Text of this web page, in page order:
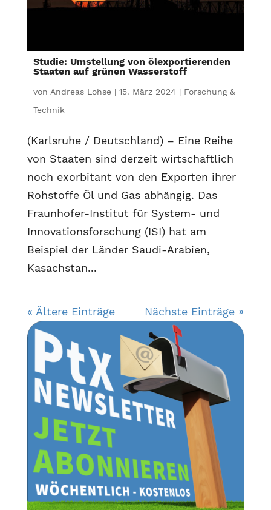
Studie: Umstellung von ölexportierenden
Staaten auf grünen Wasserstoff
von Andreas Lohse| 15. März 2024 | Forschung &
Technik
(Karlsruhe / Deutschland) – Eine Reihe
von Staaten sind derzeit wirtschaftlich
noch exorbitant von den Exporten ihrer
Rohstoffe Öl und Gas abhängig. Das
Fraunhofer-Institut für System- und
Innovationsforschung (ISI) hat am
Beispiel der Länder Saudi-Arabien,
Kasachstan...
« Ältere Einträge Nächste Einträge »